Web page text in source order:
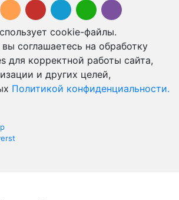
cookie-файлы.
соглашаетесь на обработку
для корректной работы сайта,
и других целей,
Политикой конфиденциальности.